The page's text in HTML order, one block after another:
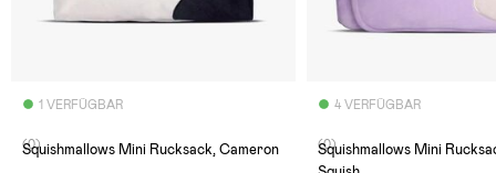
1 VERFÜGBAR
(0)
Squishmallows Mini Rucksack, Cameron
4 VERFÜGBAR
(0)
Squishmallows Mini